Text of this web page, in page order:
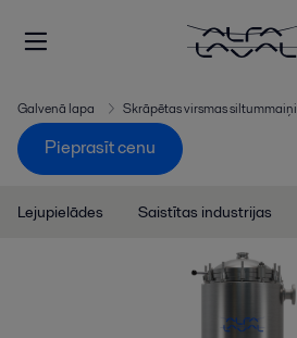
Galvenā lapa Skrāpētas virsmas siltummaiņi
Pieprasīt cenu
Lejupielādes Saistītas industrijas